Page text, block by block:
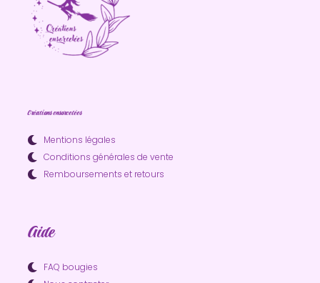
Créations ensorcelées
Mentions légales
Conditions générales de vente
Remboursements et retours
Aide
FAQ bougies